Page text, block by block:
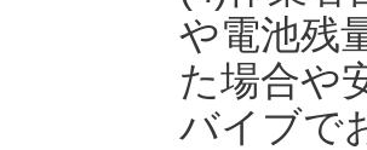
や電池残
た場合や
バイブで